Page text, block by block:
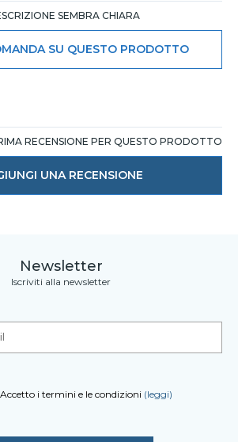
SEMBRA CHIARA
SU QUESTO PRODOTTO
RECENSIONE PER QUESTO PRODOTTO
UNA RECENSIONE
Newsletter
Iscriviti alla newsletter
Accetto i termini e le condizioni (leggi)